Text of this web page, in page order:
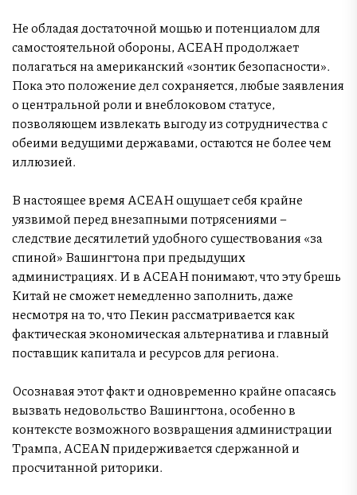
Не обладая достаточной мощью и потенциалом для
самостоятельной обороны, АСЕАН продолжает
полагаться на американский «зонтик безопасности».
Пока это положение дел сохраняется, любые заявления
о центральной роли и внеблоковом статусе,
позволяющем извлекать выгоду из сотрудничества с
обеими ведущими державами, остаются не более чем
иллюзией.
В настоящее время АСЕАН ощущает себя крайне
уязвимой перед внезапными потрясениями –
следствие десятилетий удобного существования «за
спиной» Вашингтона при предыдущих
администрациях. И в АСЕАН понимают, что эту брешь
Китай не сможет немедленно заполнить, даже
несмотря на то, что Пекин рассматривается как
фактическая экономическая альтернатива и главный
поставщик капитала и ресурсов для региона.
Осознавая этот факт и одновременно крайне опасаясь
вызвать недовольство Вашингтона, особенно в
контексте возможного возвращения администрации
Трампа, АСЕAN придерживается сдержанной и
просчитанной риторики.